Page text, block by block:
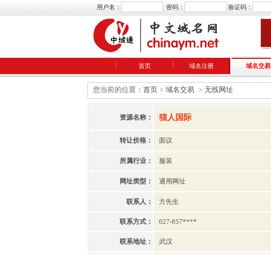
用户名： 密码： 验证码：
首页 域名注册 域名交易
您当前的位置： 首页 > 域名交易 > 无线网址
资源名称： 猫人国际
转让价格： 面议
所属行业： 服装
网址类型： 通用网址
联系人： 方先生
联系方式： 027-857****
联系地址： 武汉